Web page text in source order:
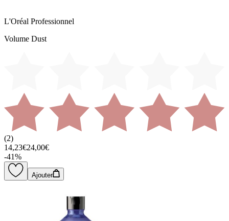
L'Oréal Professionnel
Volume Dust
(2)
14,23€24,00€
-41%
Ajouter